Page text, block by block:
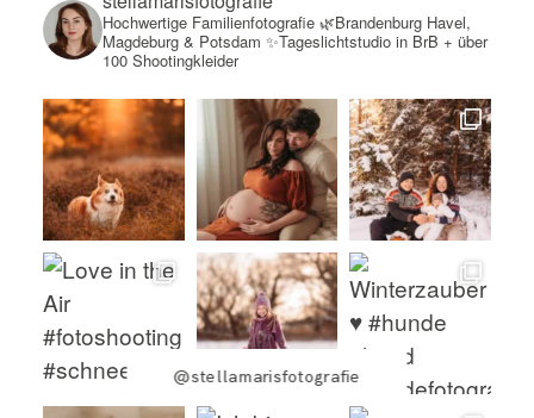
@stellamarisfotografie
Hochwertige Familienfotografie🌿Brandenburg Havel,
Magdeburg & Potsdam ✨Tageslichtstudio in BrB + über
100 Shootingkleider